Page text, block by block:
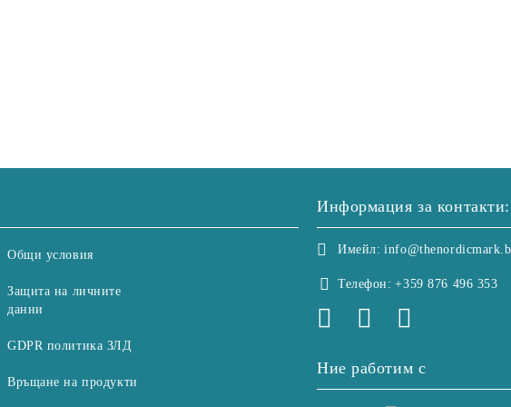
Общи условия
Защита на личните
данни
GDPR политика ЗЛД
Връщане на продукти
Информация за контакти:
Имейл:
Телефон: +359 876 496 353
Ние работим с